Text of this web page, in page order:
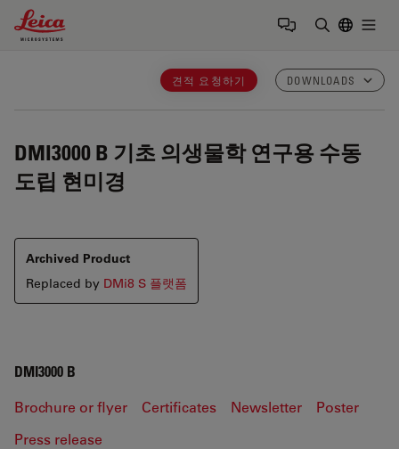
Leica Microsystems Logo
견적 요청하기 DOWNLOADS
DMI3000 B 기초 의생물학 연구용 수동
도립 현미경
Archived Product
Replaced by DMi8 S 플랫폼
DMI3000 B
Brochure or flyer Certificates Newsletter
Poster
Press release